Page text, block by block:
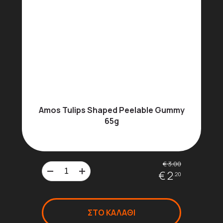
Amos Tulips Shaped Peelable Gummy
65g
€ 3.00
€ 2.20
ΣΤΟ ΚΑΛΑΘΙ